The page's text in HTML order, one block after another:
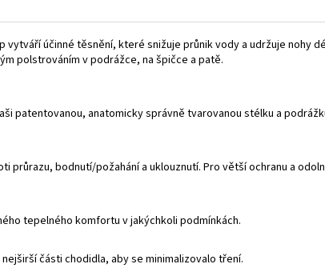
účinné těsnění, které snižuje průnik vody a udržuje nohy
polstrováním v podrážce, na špičce a patě.
patentovanou, anatomicky správně tvarovanou stélku a
bodnutí/požahání a uklouznutí. Pro větší ochranu a
tepelného komfortu v jakýchkoli podmínkách.
části chodidla, aby se minimalizovalo tření.